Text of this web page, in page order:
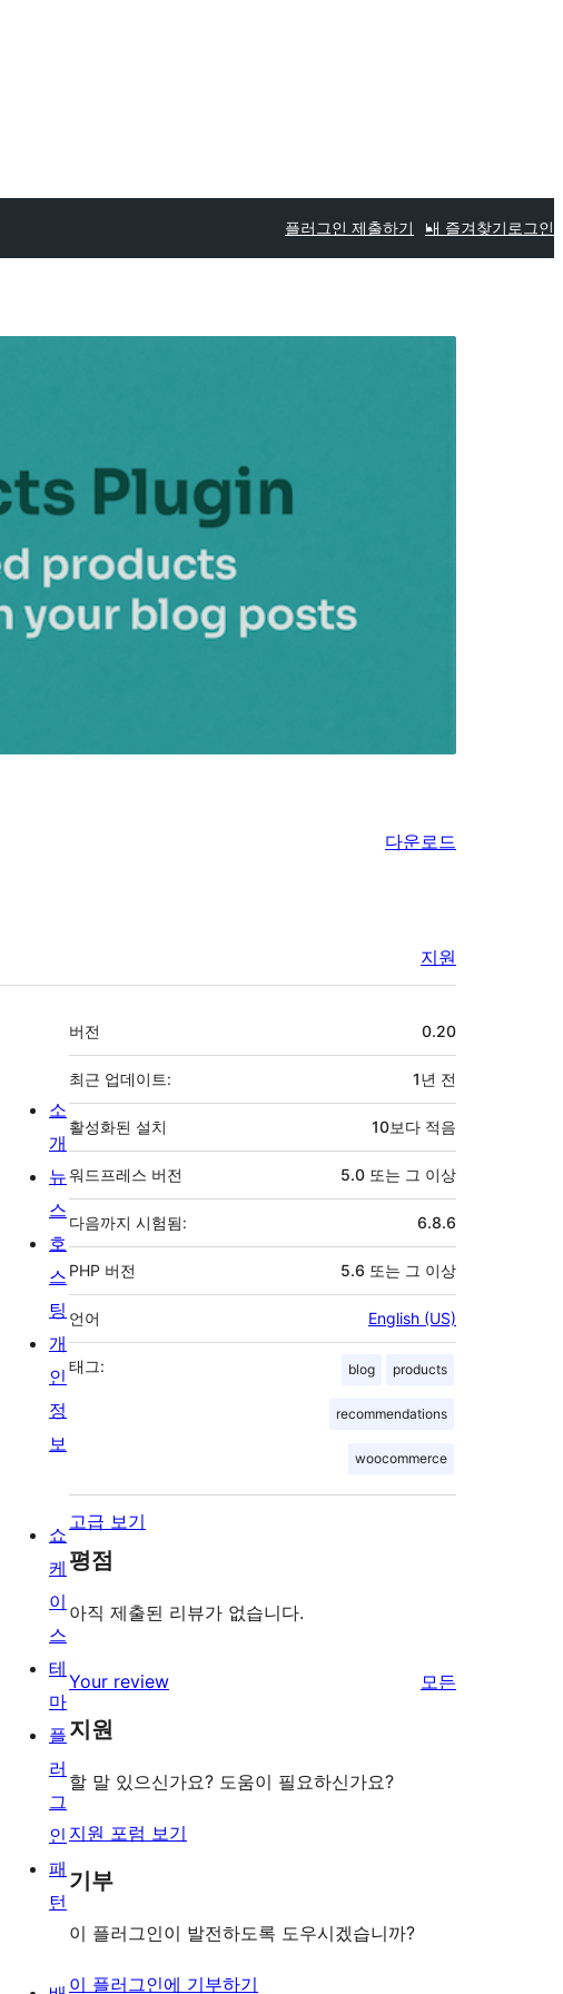
플러그인 제출하기 내 즐겨찾기 로그인
다운로드
지원
기
초
버전 0.20
최근 업데이트: 1년 전
활성화된 설치 10보다 적음
워드프레스 버전 5.0 또는 그 이상
다음까지 시험됨: 6.8.6
PHP 버전 5.6 또는 그 이상
언어 English (US)
태그: blog products
recommendations
woocommerce
고급 보기
평점
아직 제출된 리뷰가 없습니다.
Your review 모든
지원
할 말 있으신가요? 도움이 필요하신가요?
지원 포럼 보기
기부
이 플러그인이 발전하도록 도우시겠습니까?
이 플러그인에 기부하기
소
개
뉴
스
호
스
팅
개
인
정
보
쇼
케
이
스
테
마
플
러
그
인
패
턴